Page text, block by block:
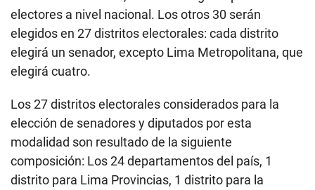
electores a nivel nacional. Los otros 30 serán
elegidos en 27 distritos electorales: cada distrito
elegirá un senador, excepto Lima Metropolitana, que
elegirá cuatro.
Los 27 distritos electorales considerados para la
elección de senadores y diputados por esta
modalidad son resultado de la siguiente
composición: Los 24 departamentos del país, 1
distrito para Lima Provincias, 1 distrito para la